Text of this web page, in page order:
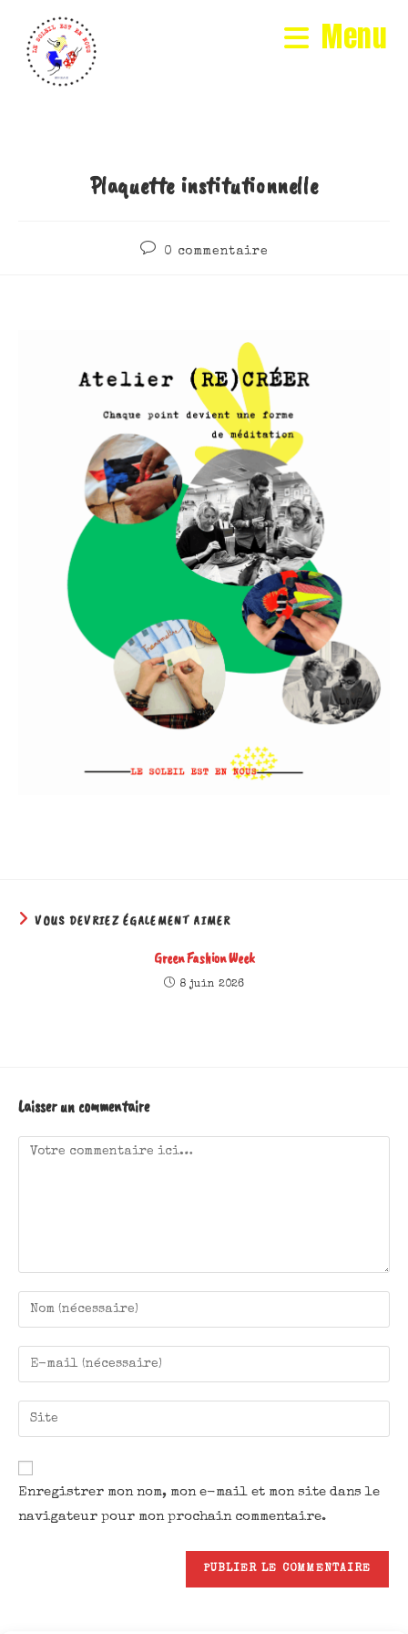
Menu
Plaquette institutionnelle
0 commentaire
VOUS DEVRIEZ ÉGALEMENT AIMER
Green Fashion Week
8 juin 2026
Laisser un commentaire
Enregistrer mon nom, mon e-mail et mon site dans le
navigateur pour mon prochain commentaire.